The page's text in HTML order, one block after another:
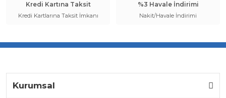
Kredi Kartına Taksit
Kredi Kartlarına Taksit İmkanı
%3 Havale İndirimi
Nakit/Havale İndirimi
Kurumsal